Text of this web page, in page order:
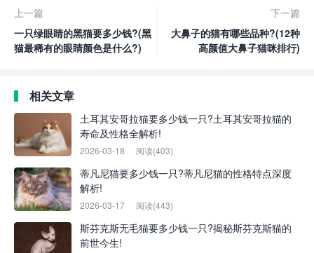
上一篇
一只绿眼睛的黑猫要多少钱?(黑
猫最稀有的眼睛颜色是什么?)
下一篇
大鼻子的猫有哪些品种?(12种
高颜值大鼻子猫咪排行)
相关文章
土耳其安哥拉猫要多少钱一只?土耳其安哥拉猫的
寿命及性格全解析!
2026-03-18 阅读(403)
蒂凡尼猫要多少钱一只?蒂凡尼猫的性格特点深度
解析!
2026-03-17 阅读(443)
斯芬克斯无毛猫要多少钱一只?揭秘斯芬克斯猫的
前世今生!